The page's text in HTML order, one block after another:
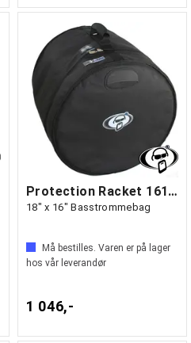
Protection Racket 1618-00
18" x 16" Basstrommebag
Må bestilles. Varen er på lager
hos vår leverandør
1 046,-